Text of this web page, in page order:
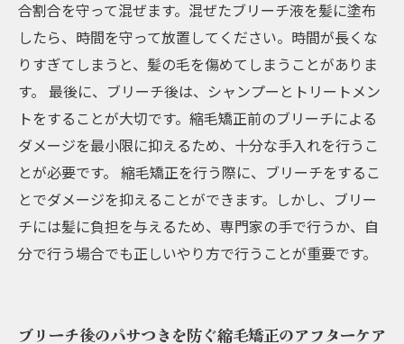
合割合を守って混ぜます。混ぜたブリーチ液を髪に塗布
したら、時間を守って放置してください。時間が長くな
りすぎてしまうと、髪の毛を傷めてしまうことがありま
す。 最後に、ブリーチ後は、シャンプーとトリートメン
トをすることが大切です。縮毛矯正前のブリーチによる
ダメージを最小限に抑えるため、十分な手入れを行うこ
とが必要です。 縮毛矯正を行う際に、ブリーチをするこ
とでダメージを抑えることができます。しかし、ブリー
チには髪に負担を与えるため、専門家の手で行うか、自
分で行う場合でも正しいやり方で行うことが重要です。
ブリーチ後のパサつきを防ぐ縮毛矯正のアフターケア